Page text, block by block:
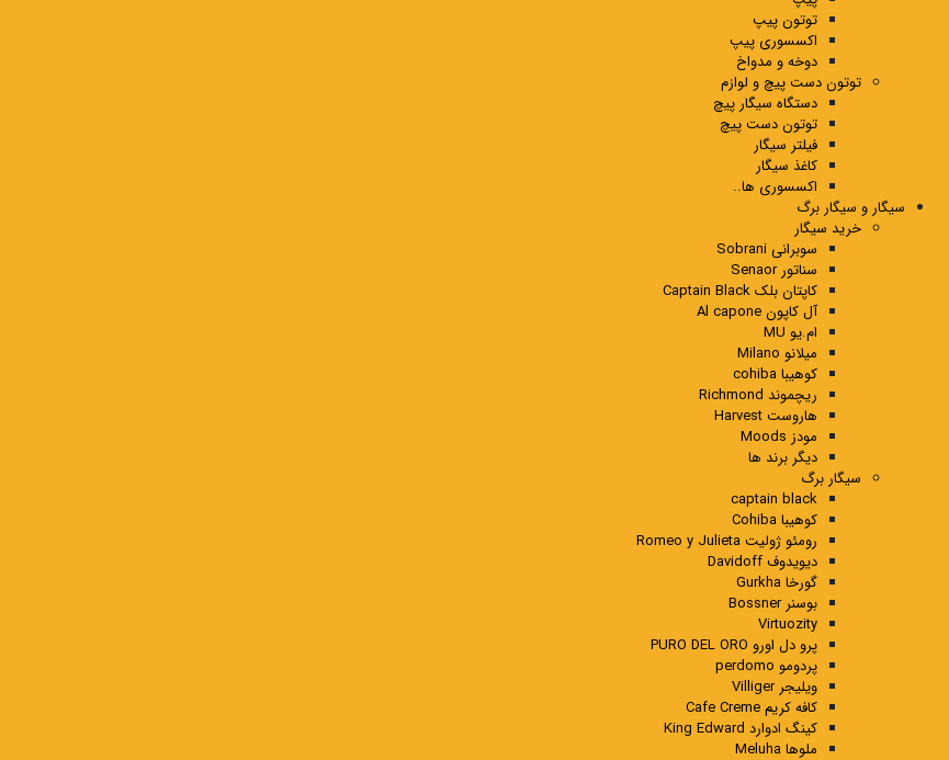
توتون پیپ
اکسسوری پیپ
دوخه و مدواخ
توتون دست پیچ و لوازم
دستگاه سیگار پیچ
توتون دست پیچ
فیلتر سیگار
کاغذ سیگار
اکسسوری ها..
سیگار و سیگار برگ
خرید سیگار
سوبرانی Sobrani
سناتور Senaor
کاپتان بلک Captain Black
آل کاپون Al capone
ام.یو MU
میلانو Milano
کوهیبا cohiba
ریچموند Richmond
هاروست Harvest
مودز Moods
دیگر برند ها
سیگار برگ
captain black
کوهیبا Cohiba
رومئو ژولیت Romeo y Julieta
دیویدوف Davidoff
گورخا Gurkha
بوسنر Bossner
Virtuozity
پرو دل اورو PURO DEL ORO
پردومو perdomo
ویلیجر Villiger
کافه کریم Cafe Creme
کینگ ادوارد King Edward
ملوها Meluha